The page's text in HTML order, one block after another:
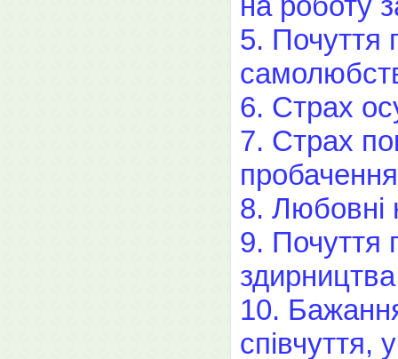
5. Почуття
6. Страх
7. Страх
8. Любовні
9. Почуття
10.
співчуття,